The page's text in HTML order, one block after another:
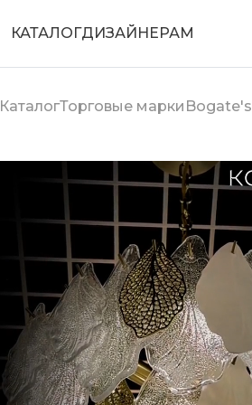
КАТАЛОГДИЗАЙНЕРАМ
КаталогТорговые марки Bogate's